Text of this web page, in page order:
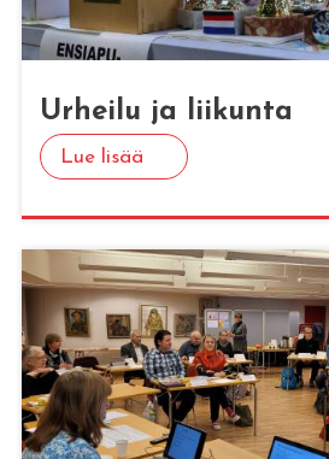
Ur­hei­lu ja lii­kun­ta
Lue lisää